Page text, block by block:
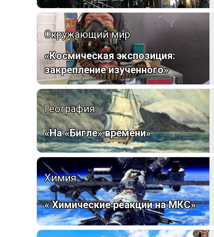
Окружающий мир
«Космическая экспозиция:
закрепление изученного»
География
«На «Бигле» времени»
Химия
« Химические реакции на МКС»